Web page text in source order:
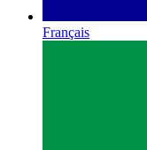
Français